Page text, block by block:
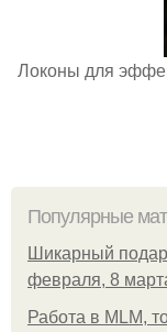
Локоны для
Популярные
Шикарный
февраля, 8
Работа в MLM,